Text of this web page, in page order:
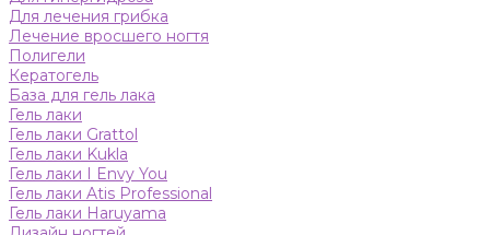
Для лечения грибка
Лечение вросшего ногтя
Полигели
Кератогель
База для гель лака
Гель лаки
Гель лаки Grattol
Гель лаки Kukla
Гель лаки I Envy You
Гель лаки Atis Professional
Гель лаки Haruyama